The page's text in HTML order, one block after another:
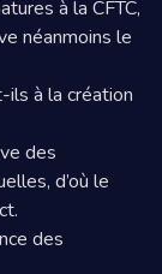
à la CFTC,
néanmoins le
ils à la création
des
d’où le
des